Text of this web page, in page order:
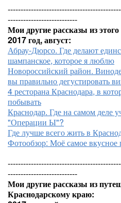
---------------------------
Мои другие рассказы из
2017 год, август:
Абрау-Дюрсо. Где делают
шампанское, которое я люблю
Новороссийский район.
вы правильно дегустировать
4 ресторана Краснодара, в
побывать
Краснодар. Где на самом деле
"Операции Ы"?
Где лучше всего жить в
Фотообзор: Моё самое вкусное
---------------------------
Мои другие рассказы из
Краснодарскому краю: